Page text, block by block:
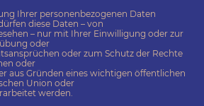
Ihrer personenbezogenen Daten
diese Daten – von
– nur mit Ihrer Einwilligung oder zur
oder
oder zum Schutz der Rechte
oder
aus Gründen eines wichtigen öffentlichen
Union oder
werden.